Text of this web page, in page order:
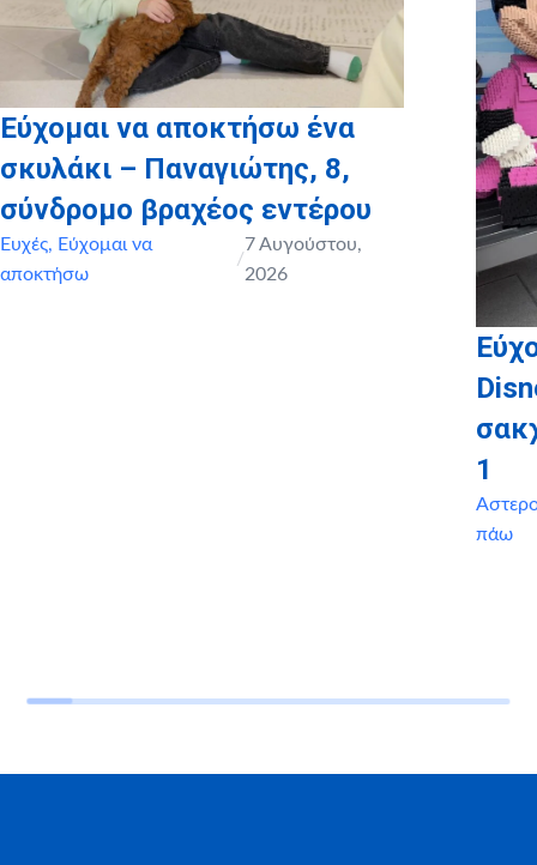
Εύχομαι να αποκτήσω ένα
σκυλάκι – Παναγιώτης, 8,
σύνδρομο βραχέος εντέρου
Ευχές, Εύχομαι να
αποκτήσω
/
7 Αυγούστου,
2026
1
πάω